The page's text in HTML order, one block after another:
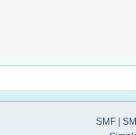
SMF|